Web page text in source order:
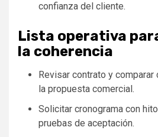
confianza del cliente.
Lista operativa
la coherencia
Revisar contrato y
la propuesta comercial.
Solicitar cronograma con
pruebas de aceptación.